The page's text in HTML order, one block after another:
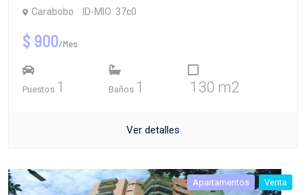
Carabobo ID-MIO: 37c0
$ 900/Mes
Puestos 1 Baños 1 130 m2
Ver detalles
Apartamentos Venta